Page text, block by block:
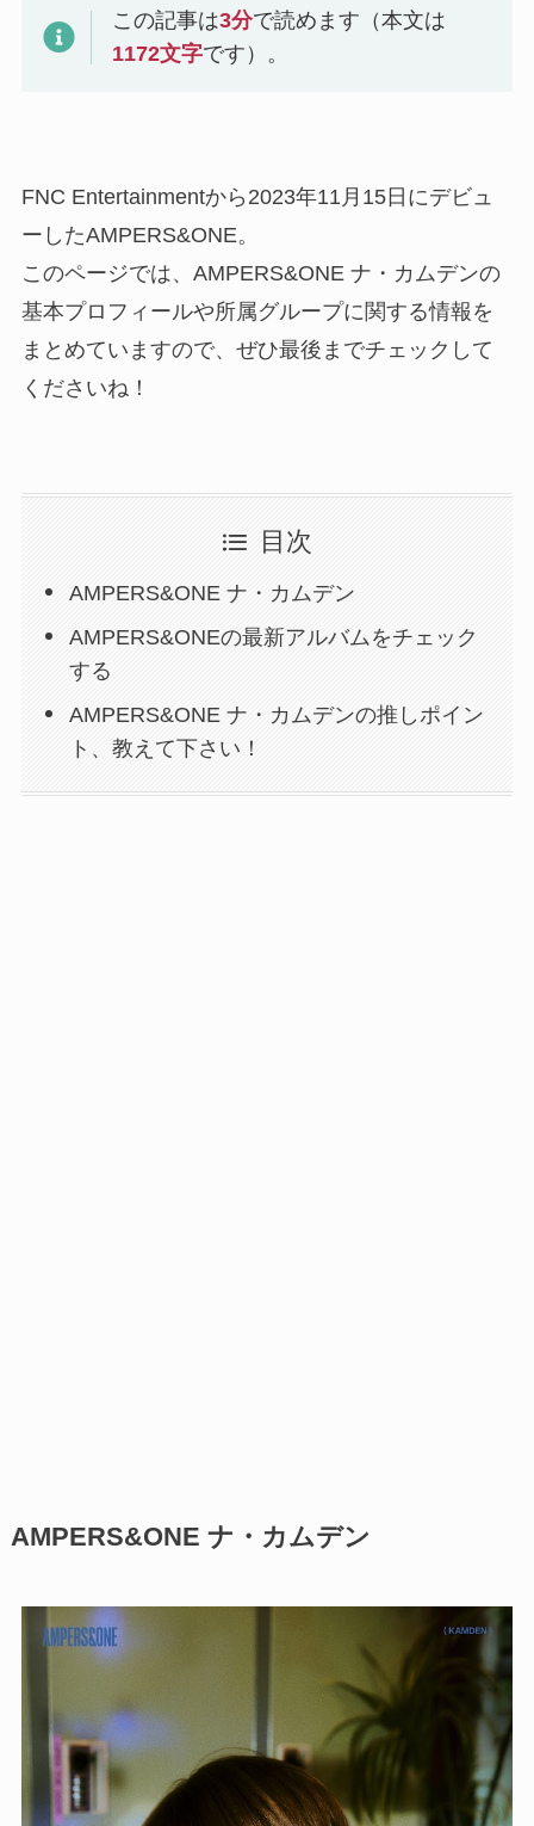
この記事は3分で読めます（本文は
1172文字です）。
FNC Entertainmentから2023年11月15日にデビュ
ーしたAMPERS&ONE。
このページでは、AMPERS&ONE ナ・カムデンの
基本プロフィールや所属グループに関する情報を
まとめていますので、ぜひ最後までチェックして
くださいね！
目次
AMPERS&ONE ナ・カムデン
AMPERS&ONEの最新アルバムをチェック
する
AMPERS&ONE ナ・カムデンの推しポイン
ト、教えて下さい！
AMPERS&ONE ナ・カムデン